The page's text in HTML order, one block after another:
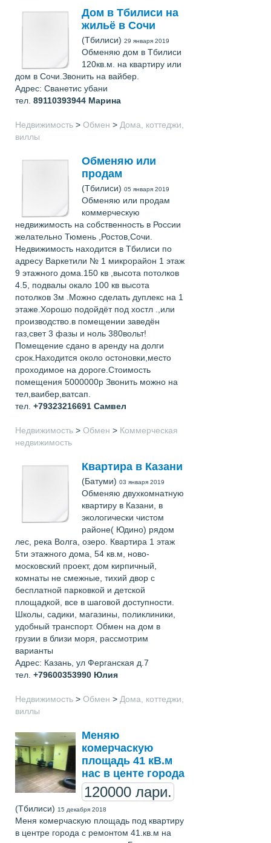
Дом в Тбилиси на
жильё в Сочи
(Тбилиси) 29 января 2019
Обменяю дом в Тбилиси
120кв.м. на квартиру или
дом в Сочи.Звонить на вайбер.
Адрес: Сванетис убани
тел. 89110393944 Марина
Недвижимость > Обмен > Дома, коттеджи,
виллы
Обменяю или
продам
(Тбилиси) 05 января 2019
Обменяю или продам
коммерческую
недвижимость на собственность в России
желательно Тюмень ,Ростов,Сочи.
Недвижимость находится в Тбилиси по
адресу Варкетили № 1 микрорайон 1 этаж
9 этажного дома.150 кв ,высота потолков
4.5, подвалы окало 100 кв высота
потолков 3м .Можно сделать дуплекс на 1
этаже.Хорошо подойдёт под хостл .,или
производство.в помещении заведён
газ,свет 3 фазы и ноль 380вольт!
Помещение сдано в аренду на долги
срок.Находится около остоновки,место
проходимое на дороге.Стоимость
помещения 5000000р Звонить можно на
тел,ваибер,ватсап.
тел. +79323216691 Самвел
Недвижимость > Обмен > Коммерческая
недвижимость
Квартира в Казани
(Батуми) 03 января 2019
Обменяю двухкомнатную
квартиру в Казани, в
экологически чистом
районе( Юдино) рядом
лес, река Волга, озеро. Квартира 1 этаж
5ти этажного дома, 54 кв.м, ново-
московский проект, дом кирпичный,
комнаты не смежные, тихий двор с
бесплатной парковкой и детской
площадкой, все в шаговой доступности.
Школы, садики, магазины, поликлиники,
удобный транспорт. Обмен на дом в
грузии в близи моря, рассмотрим
варианты
Адрес: Казань, ул Ферганская д.7
тел. +79600353990 Юлия
Недвижимость > Обмен > Дома, коттеджи,
виллы
Меняю
комерчаскую
площадь 41 кВ.м
нас в центе города
120000 лари.
(Тбилиси) 15 декабря 2018
Меня комерчаскую площадь под квартиру
в центре города с ремонтом 41.кв.м на